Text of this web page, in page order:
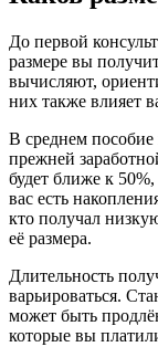
До первой
размере вы
вычисляют,
них также влияет
В среднем пособие
прежней
будет ближе к
вас есть
кто получал
её размера.
Длительность
варьироваться.
может быть
которые вы